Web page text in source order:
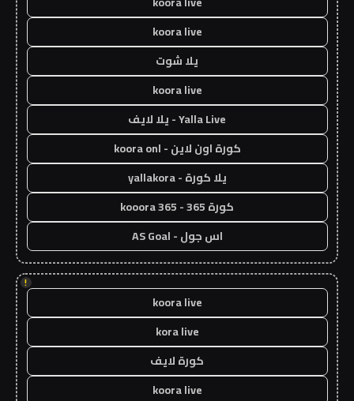
koora live
يلا شوت
koora live
Yalla Live - يلا لايف
كورة اون لاين - koora onl
يلا كورة - yallakora
كورة 365 - kooora 365
اس جول - AS Goal
!
koora live
kora live
كورة لايف
koora live